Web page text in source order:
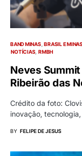
BAND MINAS BRASIL E MINAS
NOTÍCIAS RMBH
Neves
Ribeirão das
Crédito da foto:
inovação,
BY FELIPE DE JESUS